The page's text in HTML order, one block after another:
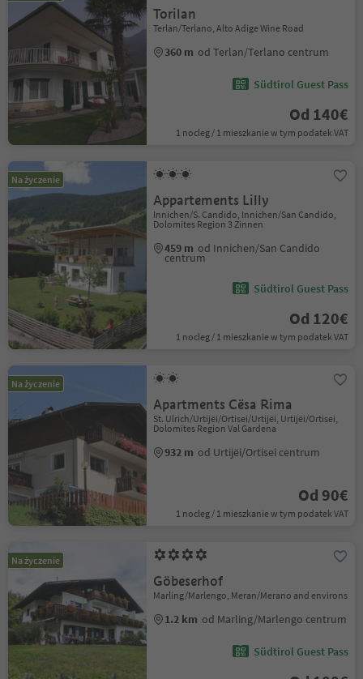
Torilan
Terlan/Terlano, Alto Adige Wine Road
360 m od Terlan/Terlano centrum
Südtirol Guest Pass
Od 140€
1 nocleg / 1 mieszkanie w tym podatek VAT
Na życzenie
Appartements Lilly
Innichen/S. Candido, Innichen/San Candido,
Dolomites Region 3 Zinnen
459 m od Innichen/San Candido
centrum
Südtirol Guest Pass
Od 120€
1 nocleg / 1 mieszkanie w tym podatek VAT
Na życzenie
Apartments Cësa Rima
St. Ulrich/Urtijëi/Ortisei/Urtijëi, Urtijëi/Ortisei,
Dolomites Region Val Gardena
932 m od Urtijëi/Ortisei centrum
Od 90€
1 nocleg / 1 mieszkanie w tym podatek VAT
Na życzenie
Göbeserhof
Marling/Marlengo, Meran/Merano and environs
1.2 km od Marling/Marlengo centrum
Südtirol Guest Pass